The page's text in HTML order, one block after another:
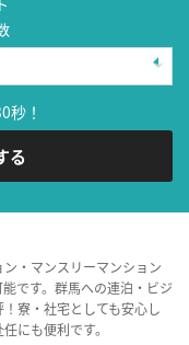
秒！
る
・マンスリーマンション
です。群馬への連泊・ビジ
寮・社宅としても安心し
にも便利です。